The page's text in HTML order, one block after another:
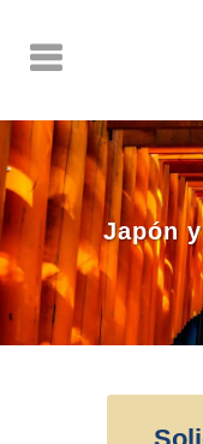
Japón